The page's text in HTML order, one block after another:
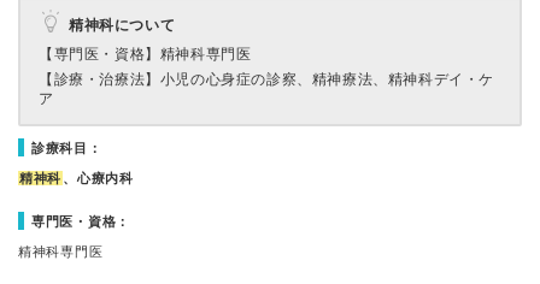
精神科について
【専門医・資格】 精神科専門医
【診療・治療法】 小児の心身症の診察、精神療法、精神科デイ・ケ
ア
診療科目：
精神科 、心療内科
専門医・資格：
精神科専門医